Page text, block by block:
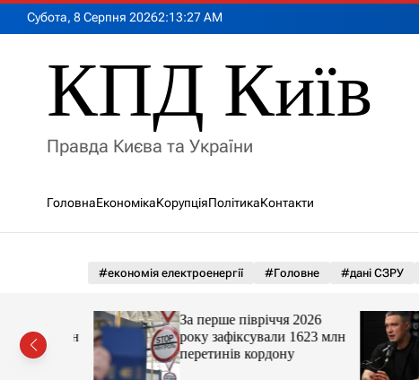
Субота, 8 Серпня 20262:13:29AM
КПД Київ
Правда Києва та України
ГоловнаЕкономікаКорупціяПолітикаКонтакти
#економія електроенергії #Головне #дані СЗРУ
млн
За перше півріччя 2026
року зафіксували 1623 млн
перетинів кордону